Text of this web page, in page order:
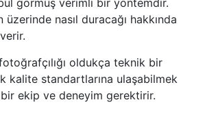
görmüş verimli bir yöntemdir.
nasıl duracağı hakkında
oldukça teknik bir
kalite standartlarına ulaşabilmek
ekip ve deneyim gerektirir.